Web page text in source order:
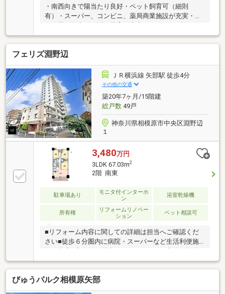
・南西向きで陽当たり良好・ペット飼育可（細則
有）・スーパー、コンビニ、薬局商業施設が充実・広
住戸1匹、成年時で体長50cm相当・体重10kg相当）●
駐車場空きあり※R8年6月29日現在（月額）10 000円～
13 000円●駐輪場空きあり（月額）300円●バイク置き
場空きあり※R8年6月29日現在（月額）1 000円複数の
住宅ローンのご紹介も可能です御相談からもOKお気軽
にお問い合わせください!
フェリズ淵野辺
ＪＲ横浜線 矢部駅 徒歩4分
その他の交通
築20年7ヶ月/15階建
総戸数49戸
神奈川県相模原市中央区淵野辺
１
3,480万円
3LDK 67.03m2
2階 南東
駐車場あり
モニタ付インターホ
ン
浴室乾燥機
所有権
リフォームリノベー
ション
ペット相談可
■リフォーム内容に関しての詳細は担当へご確認くだ
さい■徒歩６分圏内に病院・スーパーなど生活利便施
設が充実■安全面に配慮したオートロック完備。設備
充実の3LDKマンション■リフォーム完了予定2026年10
月豊かに過ごすには【インテリア】と【エクステリ
ア】カーポートや楽しめる庭、この充実度で変わって
きます。これらを一括で購入できその代金を住宅ロー
びゅうパルク相模原矢部